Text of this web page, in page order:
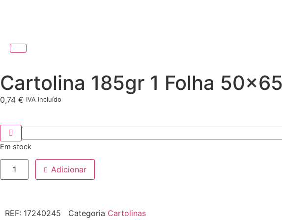
Cartolina 185gr 1 Folha
0,74 € IVA Incluído
Em stock
Adicionar
REF: 17240245 Categoria Cartolinas